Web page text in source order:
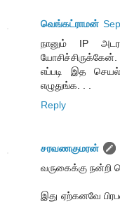
வெங்கட்ராமன்
நானும் IP
யோசிச்சிருக்கேன்.
எப்படி இத
எழுதுங்க. . .
Reply
சரவணகுமரன்
வருகைக்கு நன்றி
இது ஏற்கனவே